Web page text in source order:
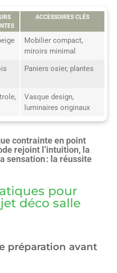
ACCESSOIRES CLÉS
Mobilier compact,
miroirs minimal
Paniers osier, plantes
Vasque design,
luminaires originaux
contrainte en point
rejoint l’intuition, la
sensation : la réussite
pour
déco salle
préparation avant